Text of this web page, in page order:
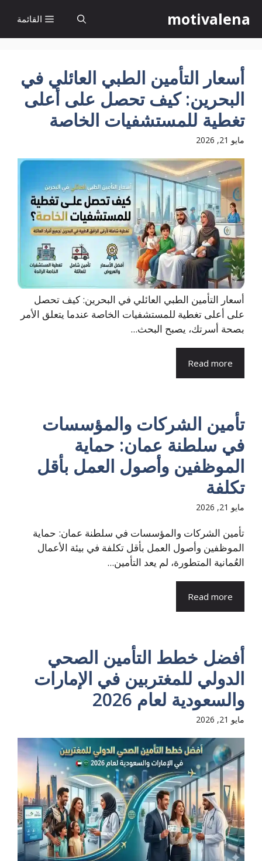
إلى
المحتوى
motivalena القائمة
أسعار التأمين الطبي العائلي في
البحرين: كيف تحصل على أعلى
تغطية للمستشفيات الخاصة
مايو 21, 2026
أسعار التأمين الطبي العائلي في البحرين: كيف تحصل
على أعلى تغطية للمستشفيات الخاصة عندما يتعلق الأمر
بصحة أسرتك، يصبح البحث...
Read more
تأمين الشركات والمؤسسات
في سلطنة عمان: حماية
الموظفين وأصول العمل بأقل
تكلفة
مايو 21, 2026
تأمين الشركات والمؤسسات في سلطنة عمان: حماية
الموظفين وأصول العمل بأقل تكلفة في بيئة الأعمال
العُمانية المتطورة، لم يعد التأمين...
Read more
أفضل خطط التأمين الصحي
الدولي للمغتربين في الإمارات
والسعودية لعام 2026
مايو 21, 2026